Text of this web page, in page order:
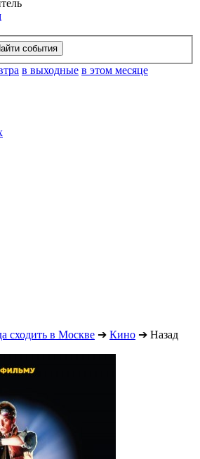
в выходные в этом месяце
в Москве ➔ Кино ➔ Назад